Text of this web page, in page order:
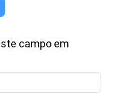
campo em